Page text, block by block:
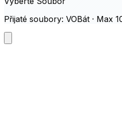
Přijaté soubory: VOBát · Max